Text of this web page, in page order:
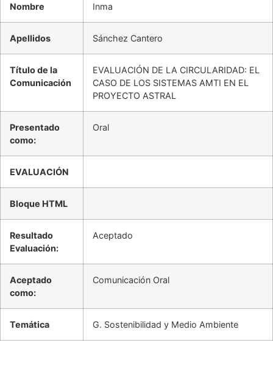
Nombre Inma
Apellidos Sánchez Cantero
Título de la
Comunicación
EVALUACIÓN DE LA CIRCULARIDAD: EL
CASO DE LOS SISTEMAS AMTI EN EL
PROYECTO ASTRAL
Presentado
como:
Oral
EVALUACIÓN
Bloque HTML
Resultado
Evaluación:
Aceptado
Aceptado
como:
Comunicación Oral
Temática G. Sostenibilidad y Medio Ambiente